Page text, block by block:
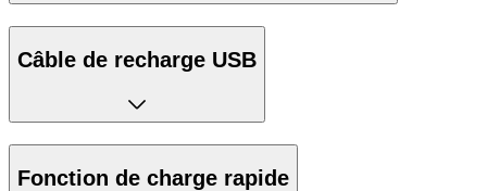
Câble de recharge USB
Fonction de charge rapide